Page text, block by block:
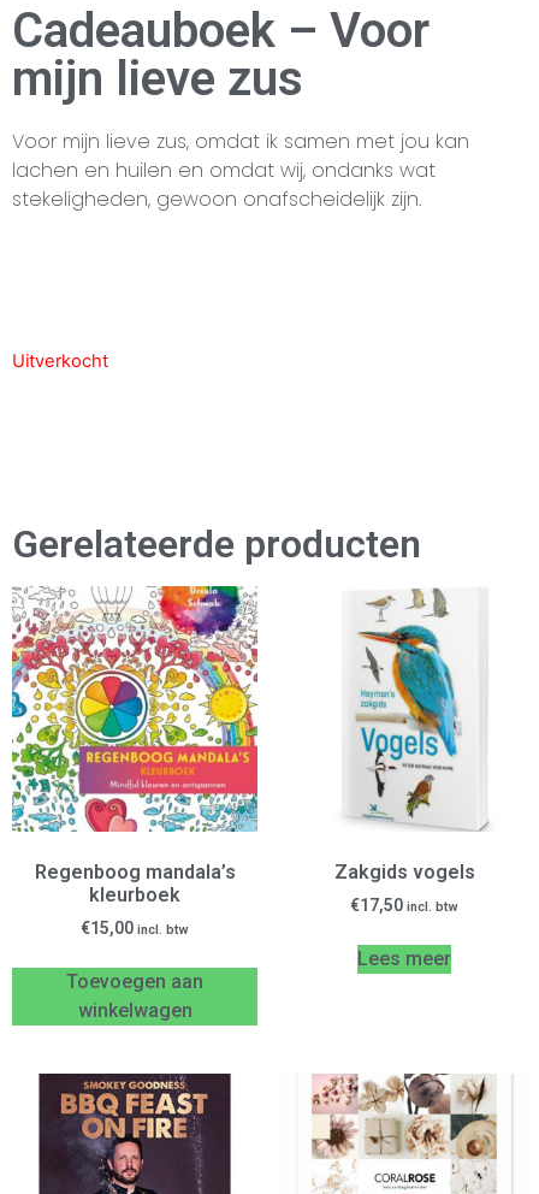
Cadeauboek – Voor
mijn lieve zus
Voor mijn lieve zus, omdat ik samen met jou kan
lachen en huilen en omdat wij, ondanks wat
stekeligheden, gewoon onafscheidelijk zijn.
Uitverkocht
Gerelateerde producten
Regenboog mandala’s
kleurboek
€15,00 incl. btw
Toevoegen aan
winkelwagen
Zakgids vogels
€17,50 incl. btw
Lees meer